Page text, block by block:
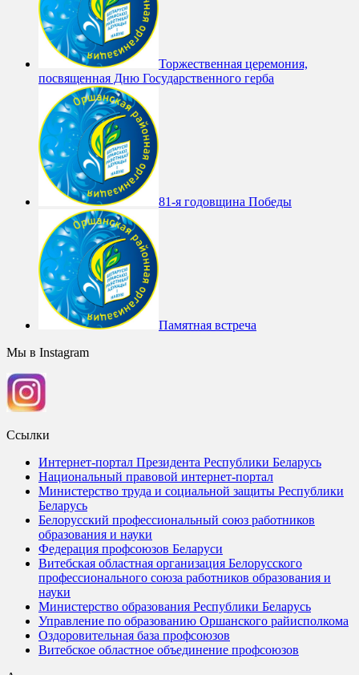
Торжественная церемония,
посвященная Дню Государственного герба
81-я годовщина Победы
Памятная встреча
Мы в Instagram
Ссылки
Интернет-портал Президента Республики Беларусь
Национальный правовой интернет-портал
Министерство труда и социальной защиты Республики
Беларусь
Белорусский профессиональный союз работников
образования и науки
Федерация профсоюзов Беларуси
Витебская областная организация Белорусского
профессионального союза работников образования и
науки
Министерство образования Республики Беларусь
Управление по образованию Оршанского райисполкома
Оздоровительная база профсоюзов
Витебское областное объединение профсоюзов